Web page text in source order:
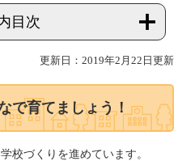
目次
更新日：2019年2月22日更新
で育てましょう！
校づくりを進めています。